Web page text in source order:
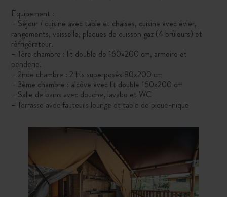
Équipement :
– Séjour / cuisine avec table et chaises, cuisine avec évier,
rangements, vaisselle, plaques de cuisson gaz (4 brûleurs) et
réfrigérateur.
– 1ère chambre : lit double de 160x200 cm, armoire et
penderie.
– 2nde chambre : 2 lits superposés 80x200 cm
– 3ème chambre : alcôve avec lit double 160x200 cm
– Salle de bains avec douche, lavabo et WC
– Terrasse avec fauteuils lounge et table de pique-nique